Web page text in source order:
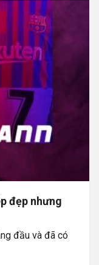
đẹp nhưng
đầu và đã có